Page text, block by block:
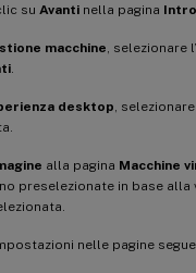
su Avanti nella pagina
macchine , selezionare
desktop ,
alla pagina Macchine
preselezionate in base alla
nelle pagine